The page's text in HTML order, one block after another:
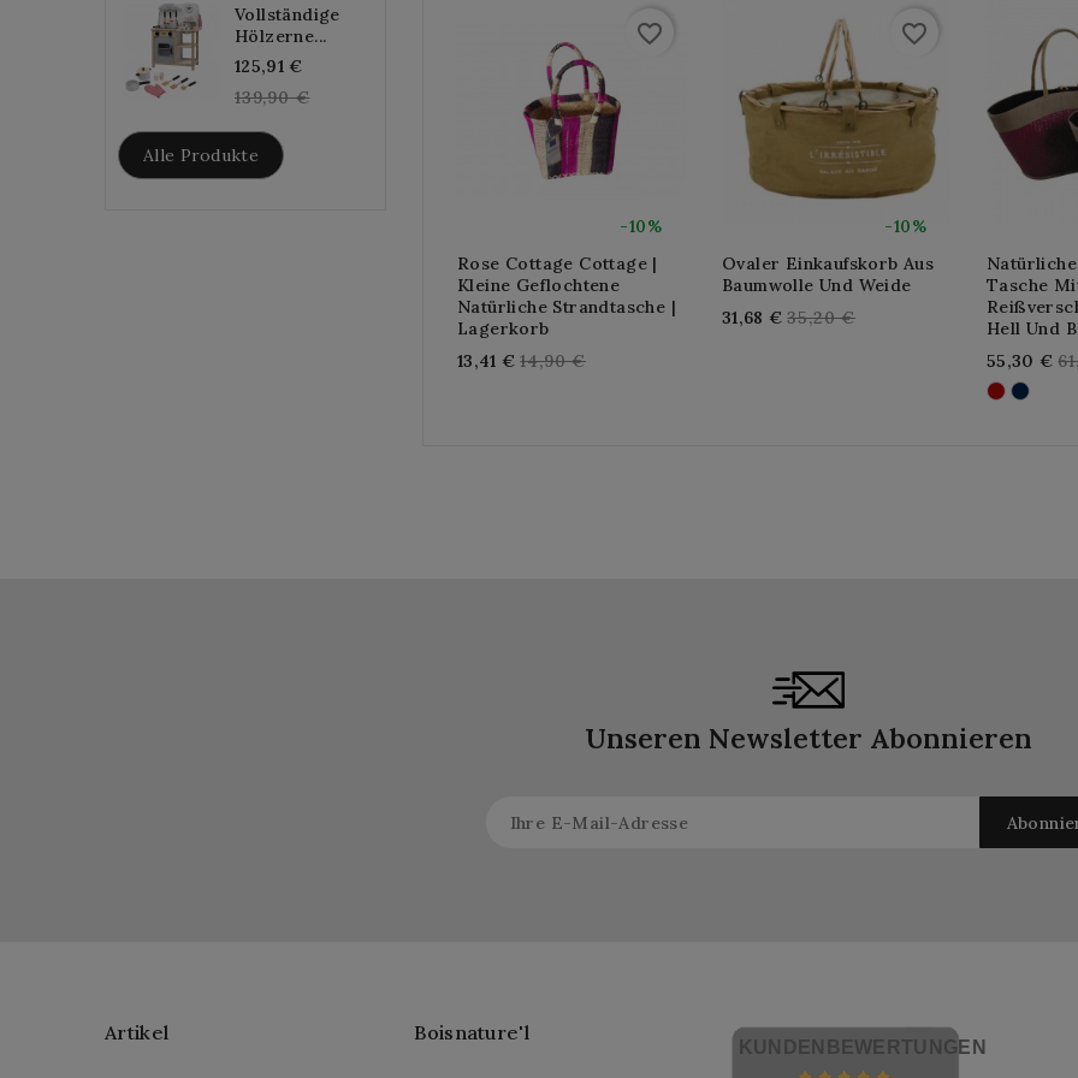
Vollständige
Hölzerne...
125,91 €
price
139,90 €
Alle Produkte
-10%
favorite_border
Rose Cottage Cottage |
Kleine Geflochtene
Natürliche Strandtasche |
Lagerkorb
13,41 € Regular
14,90 €
-10%
favorite_border
Ovaler Einkaufskorb Aus
Baumwolle Und Weide
31,68 € Regular
35,20 €
Tasche
Hell Und
55,30 €
Unseren Newsletter Abonnieren
Artikel Boisnature'l
KUNDENBEWERTUNGEN